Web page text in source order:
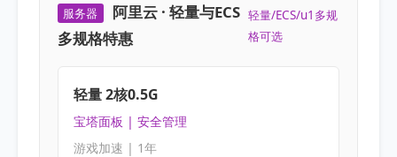
服务器
阿里云 · 轻量与ECS
多规格特惠
轻量/ECS/u1多规
格可选
轻量 2核0.5G
宝塔面板 | 安全管理
游戏加速 | 1年